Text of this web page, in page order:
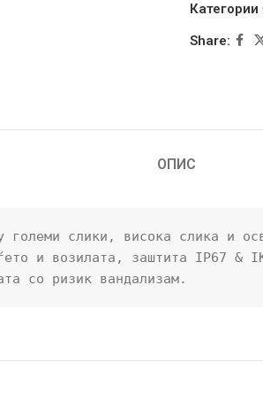
Категории
Share:
ОПИС
големи слики, висока слика и
и возилата, заштита IP67 &
со ризик вандализам.